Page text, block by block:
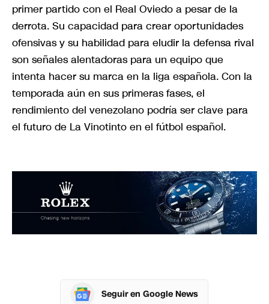
primer partido con el Real Oviedo a pesar de la
derrota. Su capacidad para crear oportunidades
ofensivas y su habilidad para eludir la defensa rival
son señales alentadoras para un equipo que
intenta hacer su marca en la liga española. Con la
temporada aún en sus primeras fases, el
rendimiento del venezolano podría ser clave para
el futuro de La Vinotinto en el fútbol español.
Seguir en Google News